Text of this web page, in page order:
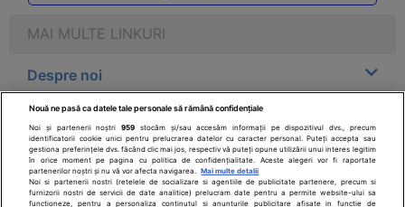
MAI MULTE LINKURI
Despre noi
Legal
Drepturile consumatorului
Parteneri
Nouă ne pasă ca datele tale personale să rămână confidențiale
Noi și partenerii noștri959 stocăm și/sau accesăm informații pe dispozitivul dvs., precum
identificatorii cookie unici pentru prelucrarea datelor cu caracter personal. Puteți accepta sau
gestiona preferințele dvs. făcând clic mai jos, respectiv vă puteți opune utilizării unui interes legitim
în orice moment pe pagina cu politica de confidențialitate. Aceste alegeri vor fi raportate
partenerilor noștri și nu vă vor afecta navigarea.
Mai multe detalii
Noi si partenerii nostri (retelele de socializare si agentiile de publicitate partenere, precum si
furnizorii nostri de servicii de date analitice) prelucram date pentru a permite website-ului sa
functioneze, pentru a personaliza continutul si anunturile publicitare afisate in functie de